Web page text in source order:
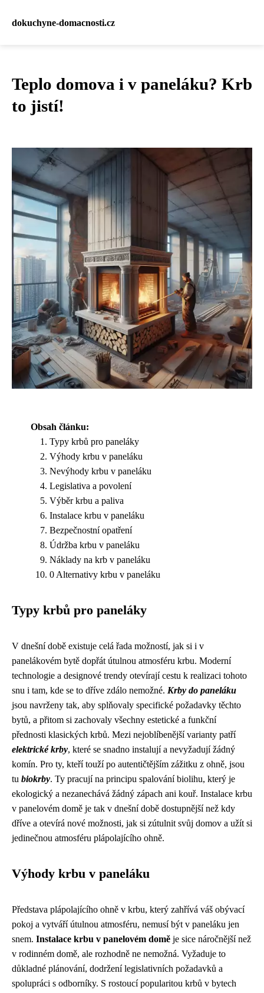
dokuchyne-domacnosti.cz
Teplo domova i v paneláku? Krb
to jistí!
Obsah článku:
Typy krbů pro paneláky
Výhody krbu v paneláku
Nevýhody krbu v paneláku
Legislativa a povolení
Výběr krbu a paliva
Instalace krbu v paneláku
Bezpečnostní opatření
Údržba krbu v paneláku
Náklady na krb v paneláku
0 Alternativy krbu v paneláku
Typy krbů pro paneláky
V dnešní době existuje celá řada možností, jak si i v
panelákovém bytě dopřát útulnou atmosféru krbu. Moderní
technologie a designové trendy otevírají cestu k realizaci tohoto
snu i tam, kde se to dříve zdálo nemožné. Krby do paneláku
jsou navrženy tak, aby splňovaly specifické požadavky těchto
bytů, a přitom si zachovaly všechny estetické a funkční
přednosti klasických krbů. Mezi nejoblíbenější varianty patří
elektrické krby, které se snadno instalují a nevyžadují žádný
komín. Pro ty, kteří touží po autentičtějším zážitku z ohně, jsou
tu biokrby. Ty pracují na principu spalování biolihu, který je
ekologický a nezanechává žádný zápach ani kouř. Instalace krbu
v panelovém domě je tak v dnešní době dostupnější než kdy
dříve a otevírá nové možnosti, jak si zútulnit svůj domov a užít si
jedinečnou atmosféru plápolajícího ohně.
Výhody krbu v paneláku
Představa plápolajícího ohně v krbu, který zahřívá váš obývací
pokoj a vytváří útulnou atmosféru, nemusí být v paneláku jen
snem. Instalace krbu v panelovém domě je sice náročnější než
v rodinném domě, ale rozhodně ne nemožná. Vyžaduje to
důkladné plánování, dodržení legislativních požadavků a
spolupráci s odborníky. S rostoucí popularitou krbů v bytech